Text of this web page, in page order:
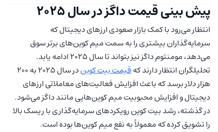
پیش‌ بینی قیمت داگز در سال 2025
انتظار می‌رود با کمک بازار صعودی ارزهای دیجیتال که
سرمایه‌گذاران بیشتری را به سمت میم کوین‌های برتر سوق
می‌دهد، مومنتوم داگز نیز بتواند تا سال 2025 ادامه یابد.
تحلیلگران انتظار دارند کهقیمت بیت‌ کوین
در سال 2025 به ۲۰۰
هزار دلار برسد که باعث افزایش فعالیت‌های معاملاتی ارزهای
دیجیتال و افزایش محبوبیت میم کوین‌هایی مانند داگز می‌شود.
در گذشته، رشد بیت‌ کوین رویکردهای سرمایه‌گذاری با ریسک بالا
را تشویق کرده که معمولاً به نفع میم کوین‌ها بوده است.